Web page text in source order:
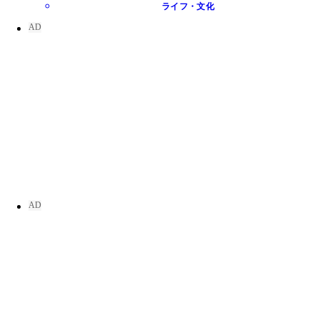
ライフ・文化